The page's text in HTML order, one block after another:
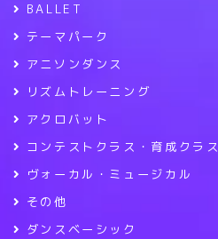
BALLET
テーマパーク
アニソンダンス
リズムトレーニング
アクロバット
コンテストクラス・育成クラス
ヴォーカル・ミュージカル
その他
ダンスベーシック